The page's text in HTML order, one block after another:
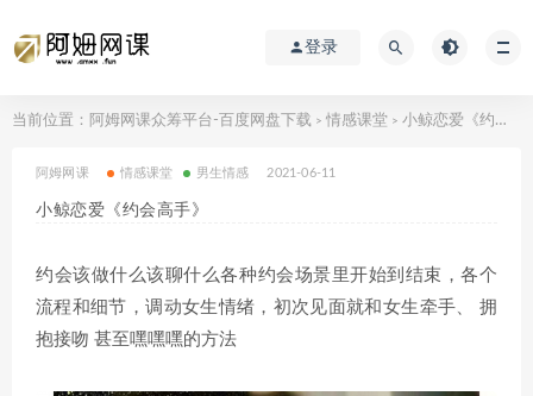
登录
当前位置： 阿姆网课众筹平台-百度网盘下载 > 情感课堂 > 小鲸恋爱《约会高手》
阿姆网课 情感课堂 男生情感 2021-06-11
小鲸恋爱《约会高手》
约会该做什么该聊什么各种约会场景里开始到结束，各个
流程和细节，调动女生情绪，初次见面就和女生牵手、 拥
抱接吻 甚至嘿嘿嘿的方法